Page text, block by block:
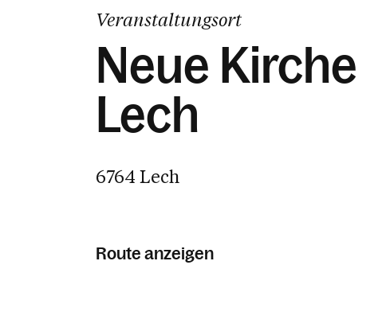
Veranstaltungsort
Neue Kirche
Lech
6764 Lech
Route anzeigen